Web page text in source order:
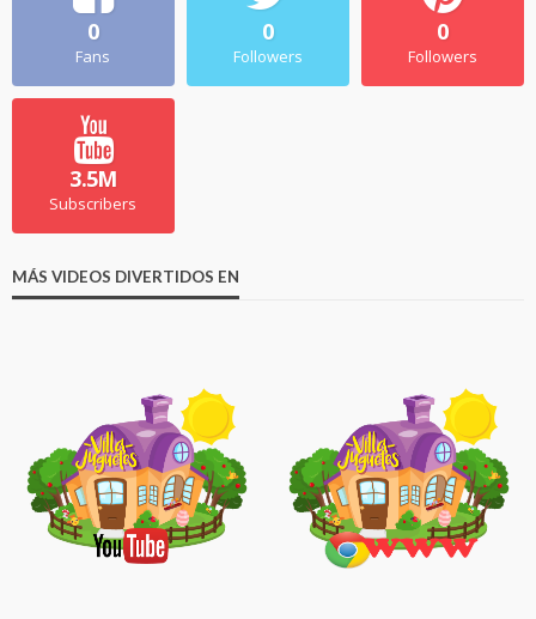
0
Fans
0
Followers
0
Followers
3.5M
Subscribers
MÁS VIDEOS DIVERTIDOS EN